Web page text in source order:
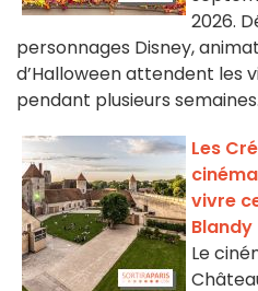
2026.
personnages Disney,
d’Halloween attendent les
pendant plusieurs semaines.
Les
vivre
Blandy
Le